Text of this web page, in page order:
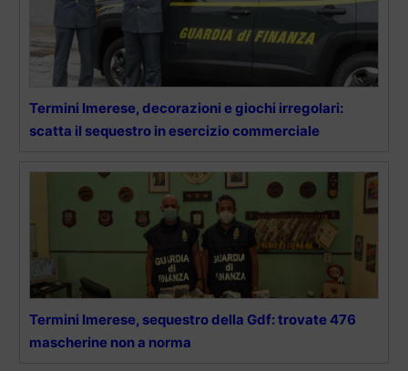
Termini Imerese, decorazioni e giochi irregolari:
scatta il sequestro in esercizio commerciale
Termini Imerese, sequestro della Gdf: trovate 476
mascherine non a norma